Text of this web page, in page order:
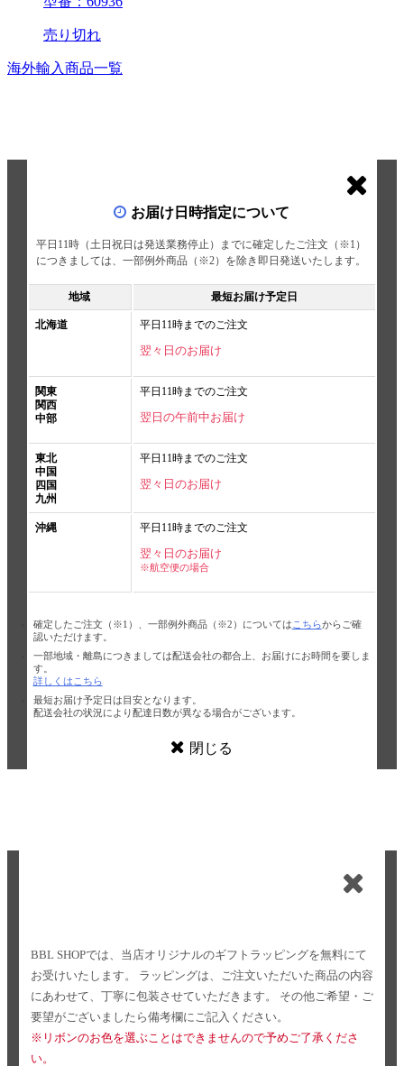
売り切れ
海外輸入商品一覧
お届け日時指定について
平日11時（土日祝日は発送業務停止）までに確定したご注文（※1）
につきましては、一部例外商品（※2）を除き即日発送いたします。
地域 最短お届け予定日
北海道 平日11時までのご注文
翌々日のお届け
関東
関西
中部
平日11時までのご注文
翌日の午前中お届け
東北
中国
四国
九州
平日11時までのご注文
翌々日のお届け
沖縄 平日11時までのご注文
翌々日のお届け
※航空便の場合
確定したご注文（※1）、一部例外商品（※2）については こちらからご確
認いただけます。
一部地域・離島につきましては配送会社の都合上、お届けにお時間を要しま
す。
詳しくはこちら
最短お届け予定日は目安となります。
配送会社の状況により配達日数が異なる場合がございます。
閉じる
BBL SHOPでは、当店オリジナルのギフトラッピングを無料にて
お受けいたします。
ラッピングは、ご注文いただいた商品の内容
にあわせて、丁寧に包装させていただきます。
その他ご希望・ご
要望がございましたら備考欄にご記入ください。
※リボンのお色を選ぶことはできませんので予めご了承くださ
い。